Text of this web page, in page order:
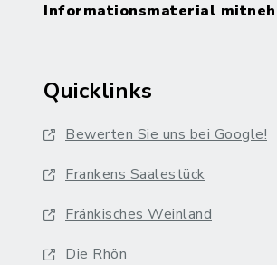
Informationsmaterial
Quicklinks
Bewerten Sie uns bei Google!
Frankens Saalestück
Fränkisches Weinland
Die Rhön